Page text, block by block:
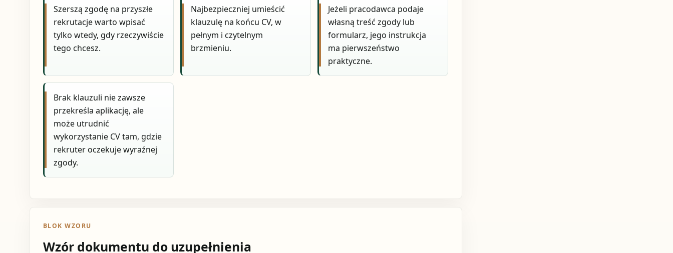
Szerszą zgodę na przyszłe
rekrutacje warto wpisać
tylko wtedy, gdy rzeczywiście
tego chcesz.
Najbezpieczniej umieścić
klauzulę na końcu CV, w
pełnym i czytelnym
brzmieniu.
Jeżeli pracodawca podaje
własną treść zgody lub
formularz, jego instrukcja
ma pierwszeństwo
praktyczne.
Brak klauzuli nie zawsze
przekreśla aplikację, ale
może utrudnić
wykorzystanie CV tam, gdzie
rekruter oczekuje wyraźnej
zgody.
BLOK WZORU
Wzór dokumentu do uzupełnienia